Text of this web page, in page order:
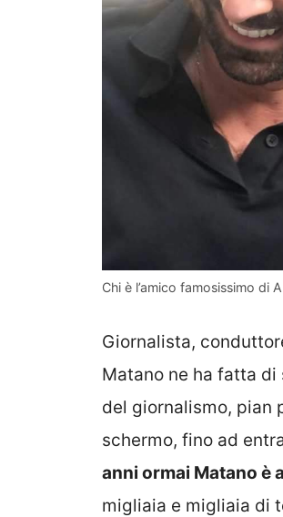
Chi è l’amico famosissimo di
Giornalista,
Matano ne ha fatta
del giornalismo, pian
schermo, fino ad
anni ormai Matano è
migliaia e migliaia di